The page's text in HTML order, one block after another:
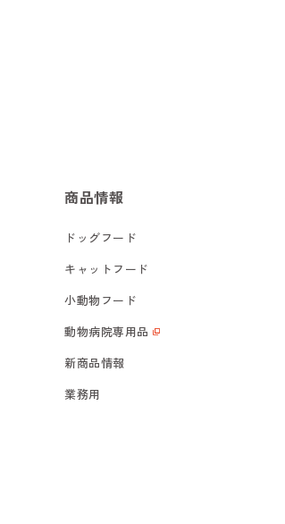
商品情報
ドッグフード
キャットフード
小動物フード
動物病院専用品
新商品情報
業務用